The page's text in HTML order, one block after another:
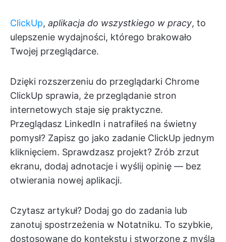
ClickUp, aplikacja do wszystkiego w pracy, to
ulepszenie wydajności, którego brakowało
Twojej przeglądarce.
Dzięki rozszerzeniu do przeglądarki Chrome
ClickUp sprawia, że przeglądanie stron
internetowych staje się praktyczne.
Przeglądasz LinkedIn i natrafiłeś na świetny
pomysł? Zapisz go jako zadanie ClickUp jednym
kliknięciem. Sprawdzasz projekt? Zrób zrzut
ekranu, dodaj adnotacje i wyślij opinię — bez
otwierania nowej aplikacji.
Czytasz artykuł? Dodaj go do zadania lub
zanotuj spostrzeżenia w Notatniku. To szybkie,
dostosowane do kontekstu i stworzone z myślą